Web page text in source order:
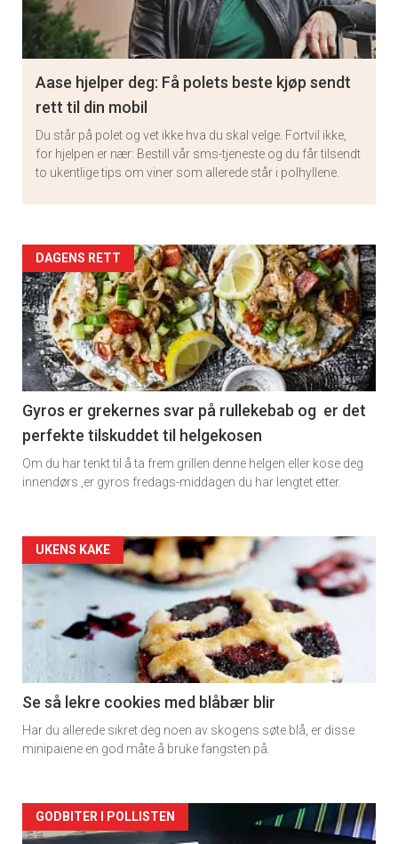
Aase hjelper deg: Få polets beste kjøp sendt
rett til din mobil
Du står på polet og vet ikke hva du skal velge. Fortvil ikke,
for hjelpen er nær: Bestill vår sms-tjeneste og du får tilsendt
to ukentlige tips om viner som allerede står i polhyllene.
Artikler
detail
-
section
11
DAGENS RETT
Gyros er grekernes svar på rullekebab og er det
perfekte tilskuddet til helgekosen
Om du har tenkt til å ta frem grillen denne helgen eller kose deg
innendørs ,er gyros fredags-middagen du har lengtet etter.
Artikler
detail
-
section
11
Dagens
UKENS KAKE
Se så lekre cookies med blåbær blir
Har du allerede sikret deg noen av skogens søte blå, er disse
minipaiene en god måte å bruke fangsten på.
Artikler
GODBITER I POLLISTEN